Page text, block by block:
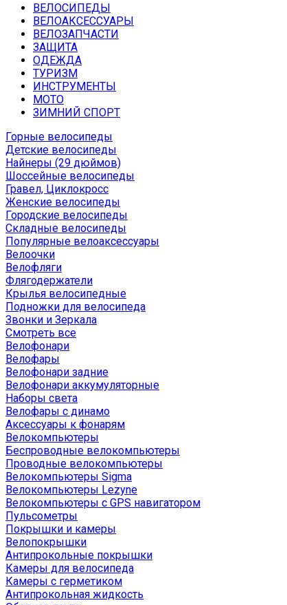
ВЕЛОСИПЕДЫ
ВЕЛОАКСЕССУАРЫ
ВЕЛОЗАПЧАСТИ
ЗАЩИТА
ОДЕЖДА
ТУРИЗМ
ИНСТРУМЕНТЫ
МОТО
ЗИМНИЙ СПОРТ
Горные велосипеды
Детские велосипеды
Найнеры (29 дюймов)
Шоссейные велосипеды
Гравел, Циклокросс
Женские велосипеды
Городcкие велосипеды
Складные велосипеды
Популярные велоаксессуары
Велоочки
Велофляги
Флягодержатели
Крылья велосипедные
Подножки для велосипеда
Звонки и Зеркала
Смотреть все
Велофонари
Велофары
Велофонари задние
Велофонари аккумуляторные
Наборы света
Велофары с динамо
Аксессуары к фонарям
Велокомпьютеры
Беспроводные велокомпьютеры
Проводные велокомпьютеры
Велокомпьютеры Sigma
Велокомпьютеры Lezyne
Велокомпьютеры с GPS навигатором
Пульсометры
Покрышки и камеры
Велопокрышки
Антипрокольные покрышки
Камеры для велосипеда
Камеры с герметиком
Антипрокольная жидкость